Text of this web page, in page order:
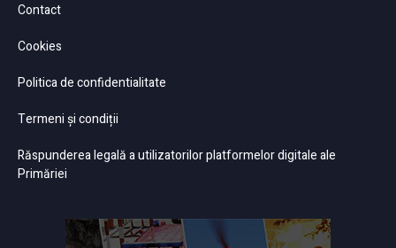
Contact
Cookies
Politica de confidentialitate
Termeni și condiții
Răspunderea legală a utilizatorilor platformelor digitale ale
Primăriei